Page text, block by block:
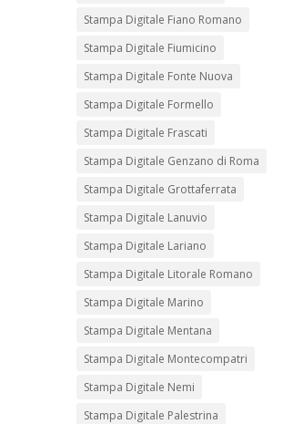
Stampa Digitale Fiano Romano
Stampa Digitale Fiumicino
Stampa Digitale Fonte Nuova
Stampa Digitale Formello
Stampa Digitale Frascati
Stampa Digitale Genzano di Roma
Stampa Digitale Grottaferrata
Stampa Digitale Lanuvio
Stampa Digitale Lariano
Stampa Digitale Litorale Romano
Stampa Digitale Marino
Stampa Digitale Mentana
Stampa Digitale Montecompatri
Stampa Digitale Nemi
Stampa Digitale Palestrina